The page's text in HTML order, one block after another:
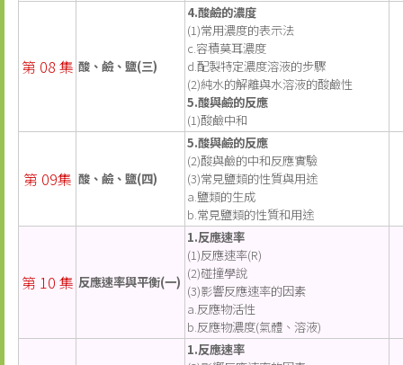
第 08 集 酸、鹼、鹽(三)
4.酸鹼的濃度
(1)常用濃度的表示法
c.容積莫耳濃度
d.配製特定濃度溶液的步驟
(2)純水的解離與水溶液的酸鹼性
5.酸與鹼的反應
(1)酸鹼中和
第 09集 酸、鹼、鹽(四)
5.酸與鹼的反應
(2)酸與鹼的中和反應實驗
(3)常見鹽類的性質與用途
a.鹽類的生成
b.常見鹽類的性質和用途
第 10 集 反應速率與平衡(一)
1.反應速率
(1)反應速率(R)
(2)碰撞學說
(3)影響反應速率的因素
a.反應物活性
b.反應物濃度(氣體、溶液)
1.反應速率